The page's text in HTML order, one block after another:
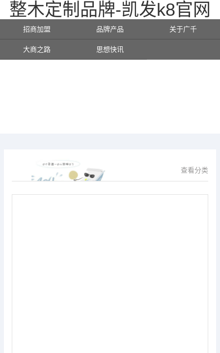
整木定制品牌-凯发k8官网
招商加盟 品牌产品 关于广千
大商之路 思想快讯
查看分类